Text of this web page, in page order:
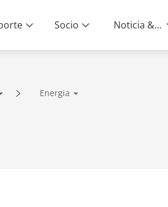
Socio Noticia & Eventos
Energia